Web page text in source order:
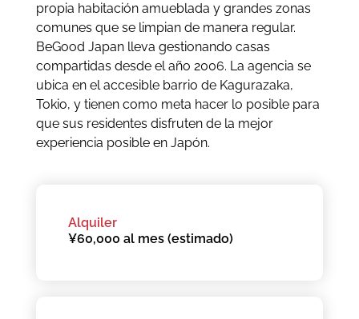
propia habitación amueblada y grandes zonas
comunes que se limpian de manera regular.
BeGood Japan lleva gestionando casas
compartidas desde el año 2006. La agencia se
ubica en el accesible barrio de Kagurazaka,
Tokio, y tienen como meta hacer lo posible para
que sus residentes disfruten de la mejor
experiencia posible en Japón.
Alquiler
¥60,000 al mes (estimado)